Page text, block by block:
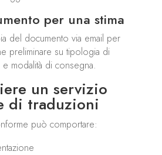
per unastima
del documento via email per
preliminare su tipologia di
modalità di consegna.
un servizio
di traduzioni
può comportare: